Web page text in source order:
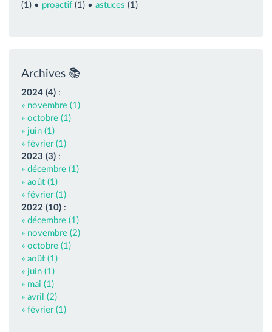
(1) • proactif (1) • astuces (1)
Archives 📚
2024 (4) :
» novembre (1)
» octobre (1)
» juin (1)
» février (1)
2023 (3) :
» décembre (1)
» août (1)
» février (1)
2022 (10) :
» décembre (1)
» novembre (2)
» octobre (1)
» août (1)
» juin (1)
» mai (1)
» avril (2)
» février (1)